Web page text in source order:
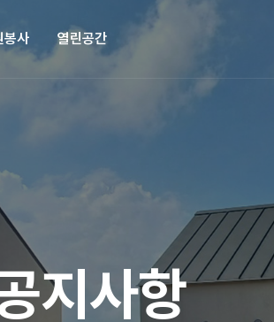
봉사 열린공간
지사항